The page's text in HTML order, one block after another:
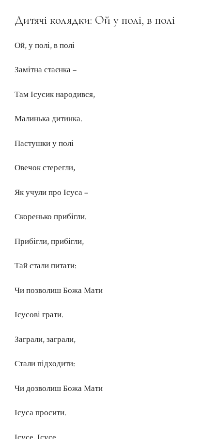
Дитячі колядки: Ой у полі, в полі
Ой, у полі, в полі
Замітна стаєнка –
Там Ісусик народився,
Малинька дитинка.
Пастушки у полі
Овечок стерегли,
Як учули про Ісуса –
Скоренько прибігли.
Прибігли, прибігли,
Тай стали питати:
Чи позволиш Божа Мати
Ісусові грати.
Заграли, заграли,
Стали підходити:
Чи дозволиш Божа Мати
Ісуса просити.